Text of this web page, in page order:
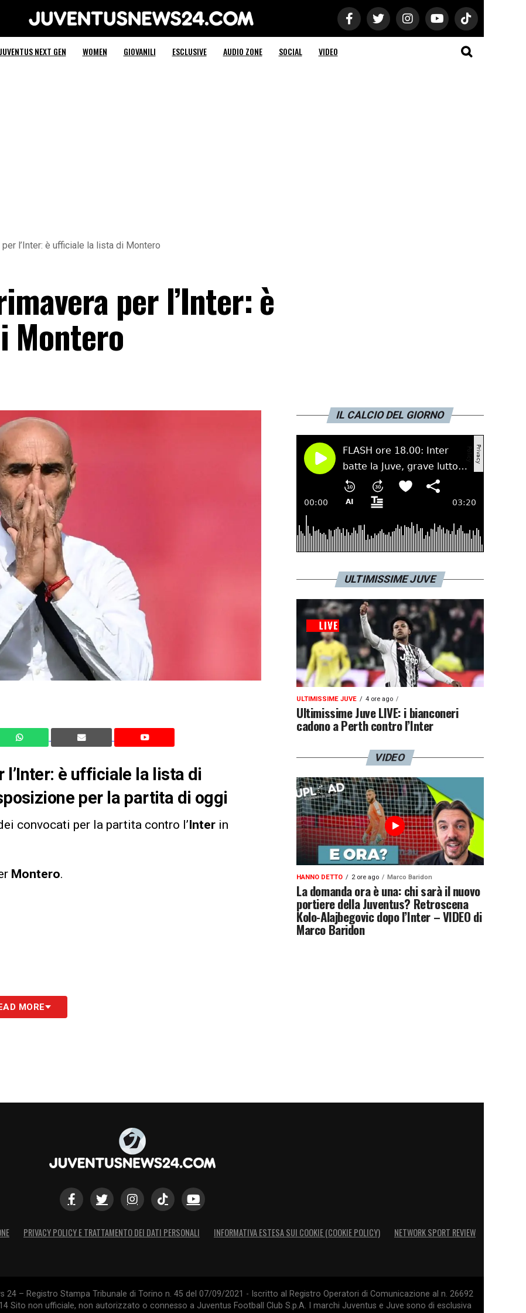
Juventus News 24
JUVENTUS NEXT GEN WOMEN GIOVANILI ESCLUSIVE AUDIO ZONE SOCIAL VIDEO
l’Inter: è ufficiale la lista di Montero
per l’Inter: è
Montero
è ufficiale la lista di
per la partita di oggi
convocati per la partita contro l’Inter in
Montero.
MORE
IL CALCIO DEL GIORNO
ULTIMISSIME JUVE
ULTIMISSIME JUVE 4 ore ago
Ultimissime Juve LIVE: i bianconeri
cadono a Perth contro l’Inter
VIDEO
HANNO DETTO 2 ore ago Marco Baridon
La domanda ora è una: chi sarà il nuovo
portiere della Juventus? Retroscena
Kolo-Alajbegovic dopo l’Inter – VIDEO di
Marco Baridon
PRIVACY POLICY E TRATTAMENTO DEI DATI PERSONALI INFORMATIVA ESTESA SUI COOKIE (COOKIE POLICY) NETWORK SPORT REVIEW
– Registro Stampa Tribunale di Torino n. 45 del 07/09/2021 - Iscritto al Registro Operatori di Comunicazione al n. 26692
Sito non ufficiale, non autorizzato o connesso a Juventus Football Club S.p.A. I marchi Juventus e Juve sono di esclusiva